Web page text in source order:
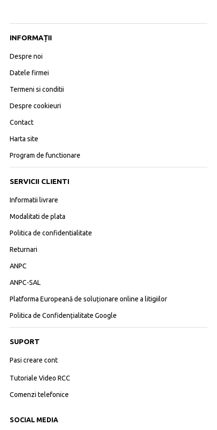
INFORMAȚII
Despre noi
Datele firmei
Termeni si conditii
Despre cookieuri
Contact
Harta site
Program de functionare
SERVICII CLIENTI
Informatii livrare
Modalitati de plata
Politica de confidentialitate
Returnari
ANPC
ANPC-SAL
Platforma Europeană de soluționare online a litigiilor
Politica de Confidențialitate Google
SUPORT
Pasi creare cont
Tutoriale Video RCC
Comenzi telefonice
SOCIAL MEDIA